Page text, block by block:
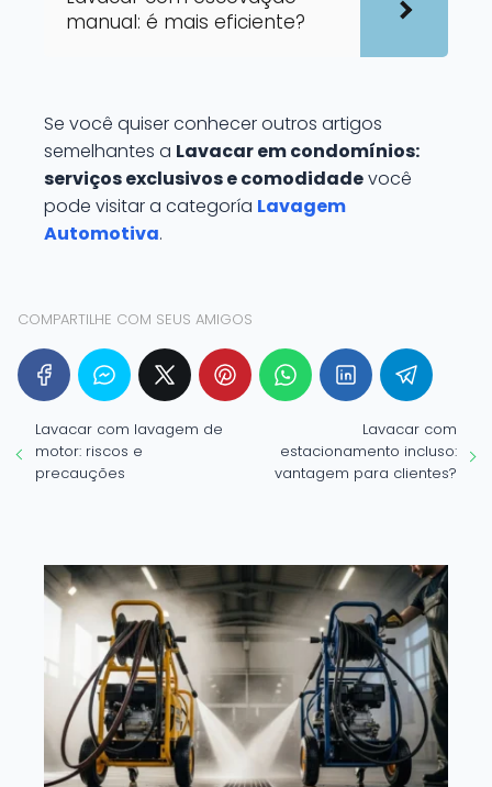
manual: é mais eficiente?
Se você quiser conhecer outros artigos
semelhantes a Lavacar em condomínios:
serviços exclusivos e comodidadevocê
pode visitar a categoría Lavagem
Automotiva.
COMPARTILHE COM SEUS AMIGOS
Lavacar com lavagem de
motor: riscos e
precauções
Lavacar com
estacionamento incluso:
vantagem para clientes?